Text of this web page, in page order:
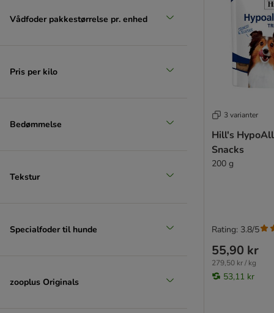
Vådfoder pakkestørrelse pr. enhed
Pris per kilo
Bedømmelse
Tekstur
Specialfoder til hunde
zooplus Originals
3 varianter
Hill's
Snacks
200 g
55,90 kr
279,50 kr / kg
53,11 kr
Rating: 3.8/5